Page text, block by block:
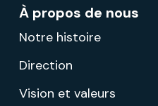
À propos de nous
Notre histoire
Direction
Vision et valeurs